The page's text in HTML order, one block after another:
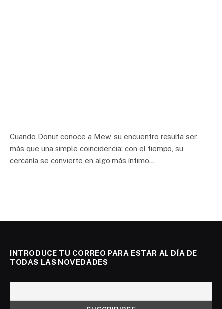
Cuando Donut conoce a Mew, su encuentro resulta ser
más que una simple coincidencia; con el tiempo, su
cercanía se convierte en algo más íntimo…
INTRODUCE TU CORREO PARA ESTAR AL DÍA DE
TODAS LAS NOVEDADES